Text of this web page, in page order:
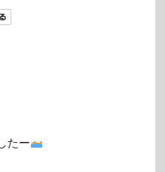
たー